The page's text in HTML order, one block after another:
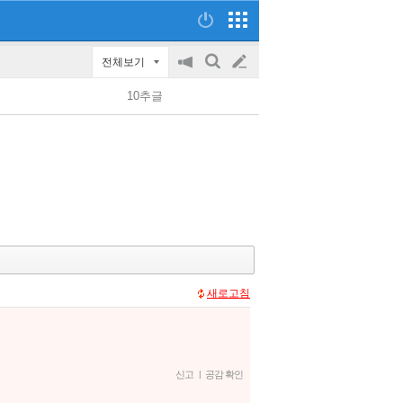
전체보기
공
on/off
검
글
쓰
10추글
새로고침
신고 | 공감 확인